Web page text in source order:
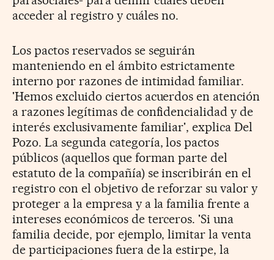
acceder al registro y cuáles no.
Los pactos reservados se seguirán
manteniendo en el ámbito estrictamente
interno por razones de intimidad familiar.
'Hemos excluido ciertos acuerdos en atención
a razones legítimas de confidencialidad y de
interés exclusivamente familiar', explica Del
Pozo. La segunda categoría, los pactos
públicos (aquellos que forman parte del
estatuto de la compañía) se inscribirán en el
registro con el objetivo de reforzar su valor y
proteger a la empresa y a la familia frente a
intereses económicos de terceros. 'Si una
familia decide, por ejemplo, limitar la venta
de participaciones fuera de la estirpe, la